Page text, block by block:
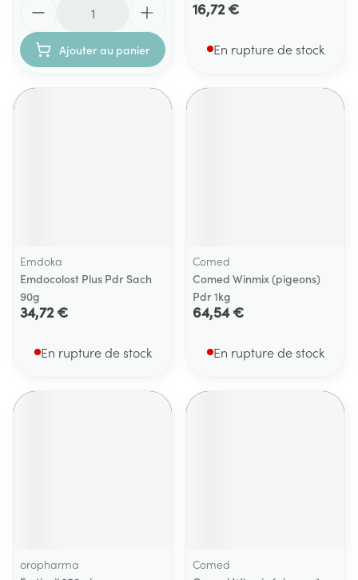
Ajouter au panier
16,72 €
En rupture de stock
Emdoka
Emdocolost Plus Pdr Sach
90g
34,72 €
En rupture de stock
Comed
Comed Winmix (pigeons)
Pdr 1kg
64,54 €
En rupture de stock
oropharma
Comed